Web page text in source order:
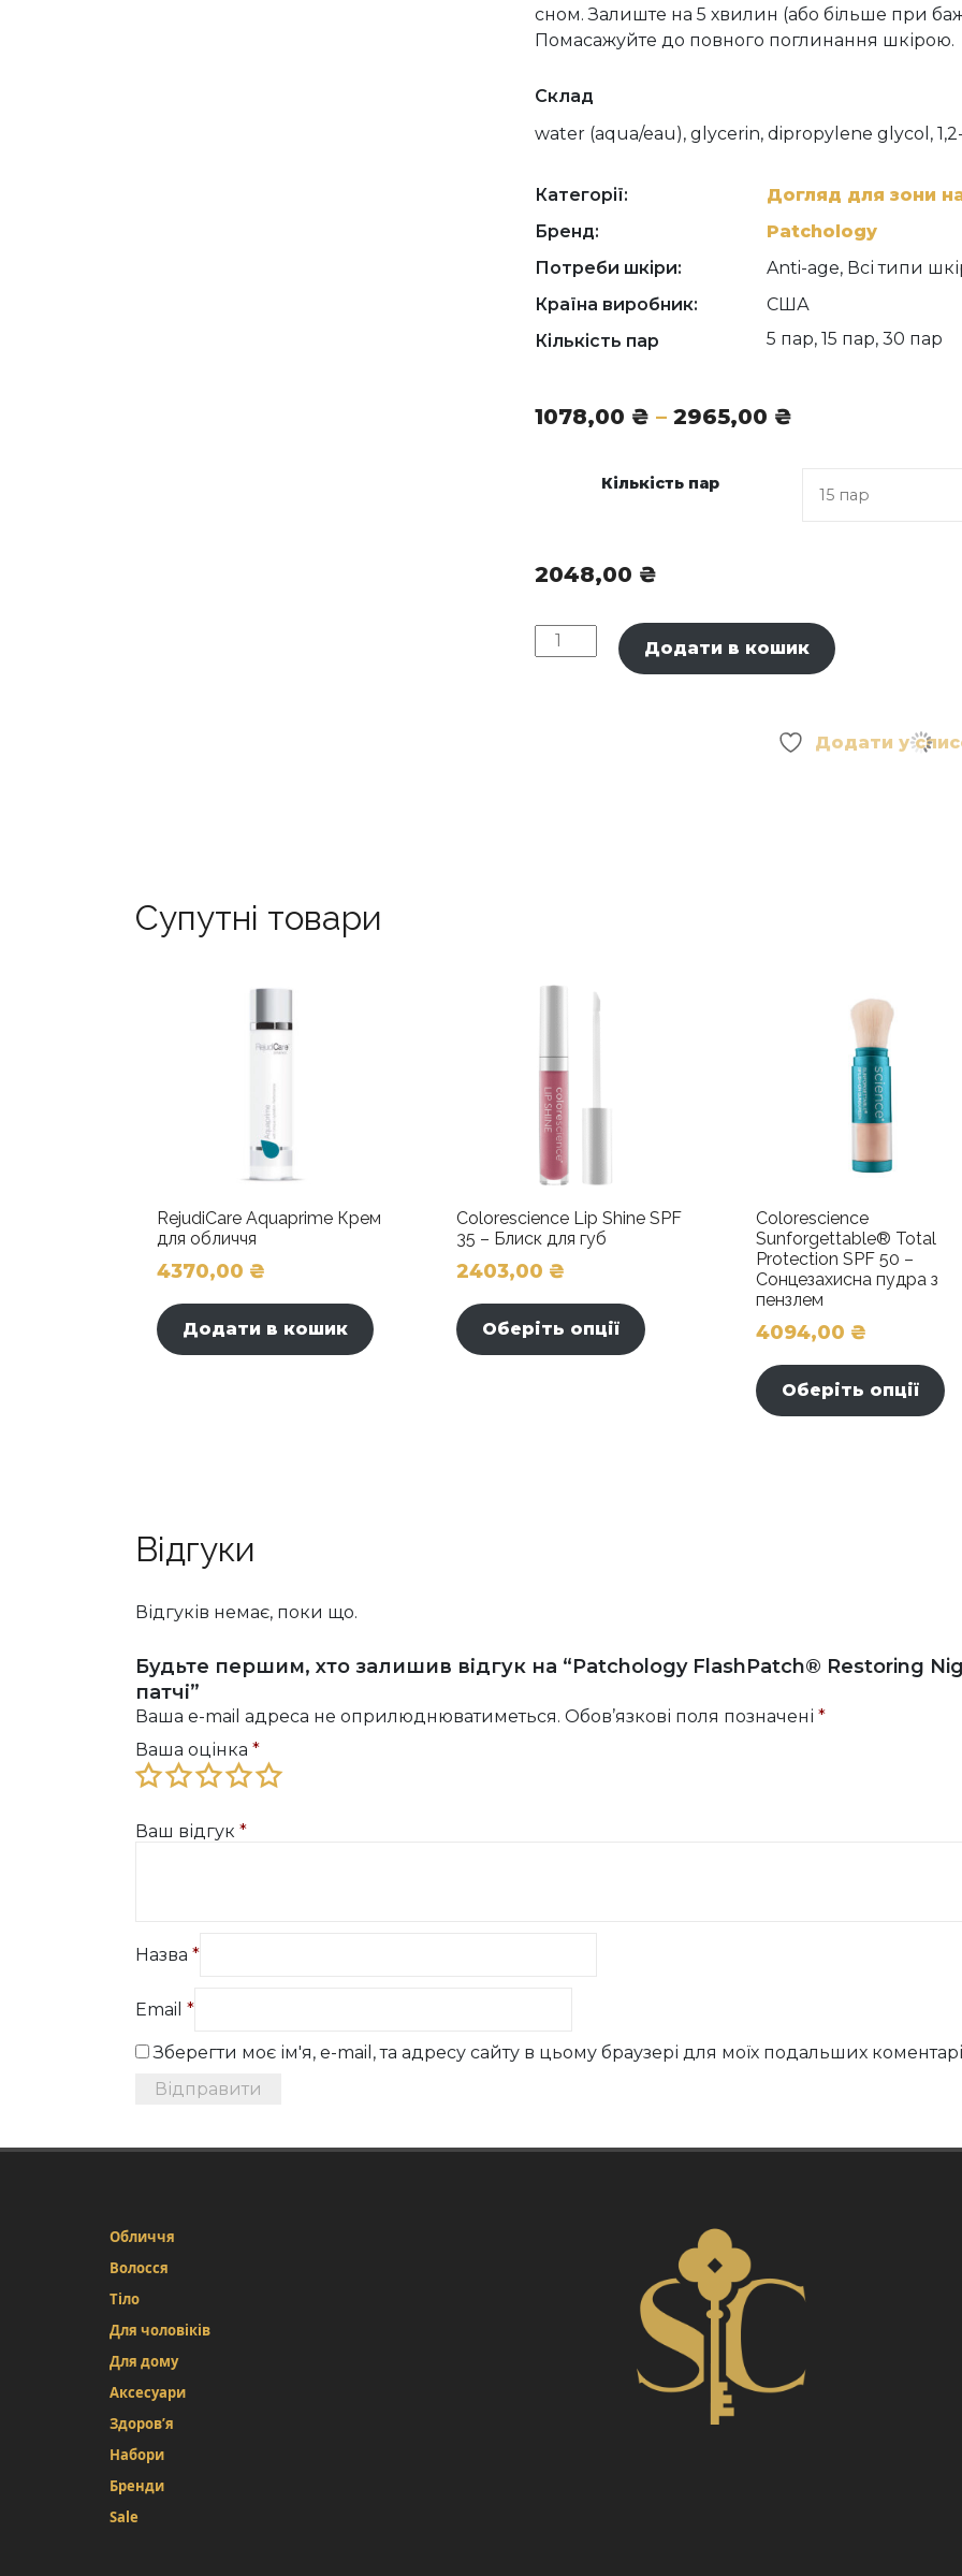
сном. Залиште на 5 хвилин (або більше при
Помасажуйте до повного поглинання шкірою.
Склад
water (aqua/eau), glycerin, dipropylene glycol,
extract, algin, sucrose, ascorbic acid,
borosilicate, butylene glycol, dextrin, trideceth-6,
trehalose, inositol, taurine, tin oxide, potassium
linalool, iron oxide red (ci 77491), fragrance
Категорії: Догляд для зони
Бренд:
Patchology
Потреби шкіри:
Anti-age, Всі типи
Країна виробник:
США
Кількість пар
5 пар, 15 пар, 30 пар
1078,00 ₴ – 2965,00 ₴
1078,00 ₴
Кількість пар
2048,00 ₴
Patchology
FlashPatch®
Додати в кошик
Додати у
Супутні товари
RejudiCare Aquaprime Крем
для обличчя
4370,00 ₴
Додати в кошик
Colorescience Lip Shine SPF
35 – Блиск для губ
2403,00 ₴
Оберіть опції
Colorescience
Sunforgettable® Total
Protection SPF 50 –
Сонцезахисна пудра з
пензлем
4094,00 ₴
Оберіть опції
Відгуки
Відгуків немає, поки що.
Будьте першим, хто залишив відгук на “Patchology FlashPatch® Restoring
патчі”
Ваша e-mail адреса не оприлюднюватиметься. Обов’язкові поля позначені *
Ваша оцінка *
Ваш відгук *
Назва *
Email *
Зберегти моє ім'я, e-mail, та адресу сайту в цьому браузері для моїх подальших
Обличчя
Волосся
Тіло
Для чоловіків
Для дому
Аксесуари
Здоров’я
Набори
Бренди
Sale